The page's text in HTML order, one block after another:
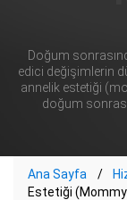
Doğum
edici değişimlerin
annelik estetiği
doğum
Ana Sayfa
Estetiği